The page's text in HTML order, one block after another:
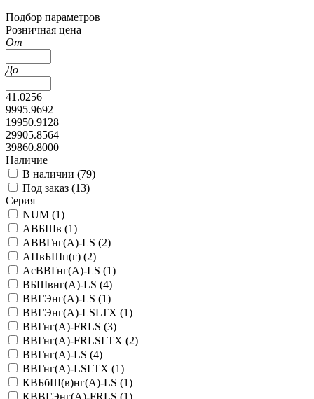
Подбор параметров
Розничная цена
От
До
41.0256
9995.9692
19950.9128
29905.8564
39860.8000
Наличие
В наличии (79)
Под заказ (13)
Серия
NUM (1)
АВБШв (1)
АВВГнг(А)-LS (2)
АПвБШп(г) (2)
АсВВГнг(А)-LS (1)
ВБШвнг(А)-LS (4)
ВВГЭнг(А)-LS (1)
ВВГЭнг(А)-LSLTX (1)
ВВГнг(А)-FRLS (3)
ВВГнг(А)-FRLSLTX (2)
ВВГнг(А)-LS (4)
ВВГнг(А)-LSLTX (1)
КВБбШ(в)нг(А)-LS (1)
КВВГЭнг(А)-FRLS (1)